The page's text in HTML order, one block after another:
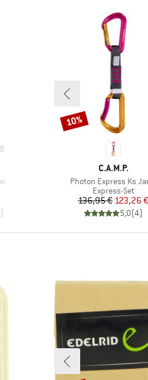
8
)
MARKE
C.A.M.P.
Artikel
Photon Express Ks
Produktgruppe
Express-Set
Preis
136,95 € 123,26 €
5,0(4)
Rabatt
10%